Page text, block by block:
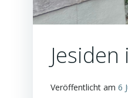
Veröffentlicht am 6